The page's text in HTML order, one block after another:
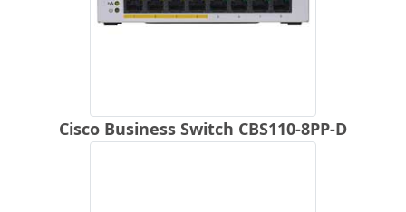
Cisco Business Switch CBS110-8PP-D